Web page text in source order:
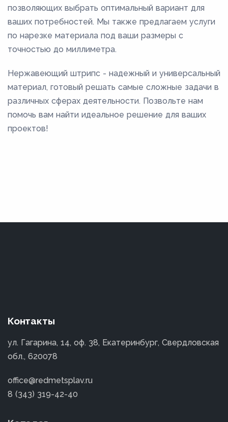
позволяющих выбрать оптимальный вариант для
ваших потребностей. Мы также предлагаем услуги
по нарезке материала под ваши размеры с
точностью до миллиметра.
Нержавеющий штрипс - надежный и универсальный
материал, готовый решать самые сложные задачи в
различных сферах деятельности. Позвольте нам
помочь вам найти идеальное решение для ваших
проектов!
Контакты
ул. Гагарина, 14, оф. 38, Екатеринбург, Свердловская
обл., 620078
office@redmetsplav.ru
8 (343) 319-42-40